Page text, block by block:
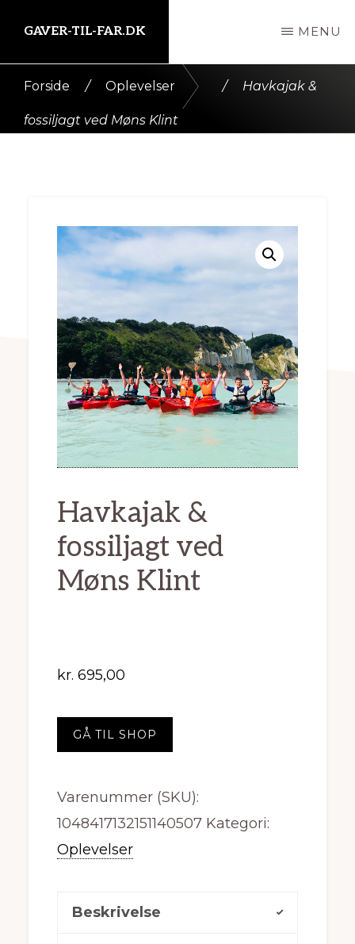
indhold
GAVER-TIL-FAR.DK MENU
Forside / Oplevelser / Havkajak &
fossiljagt ved Møns Klint
Havkajak &
fossiljagt ved
Møns Klint
kr. 695,00
GÅ TIL SHOP
Varenummer (SKU):
1048417132151140507 Kategori:
Oplevelser
Beskrivelse